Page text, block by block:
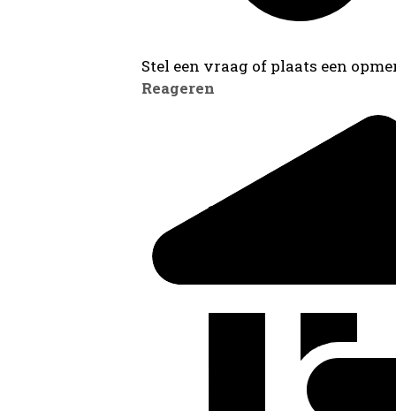
Stel een vraag of plaats een
Reageren